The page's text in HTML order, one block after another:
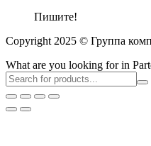
Пишите!
Copyright 2025 © Группа
What are you looking for in